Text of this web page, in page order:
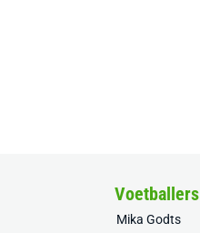
Voetballers
Mika Godts